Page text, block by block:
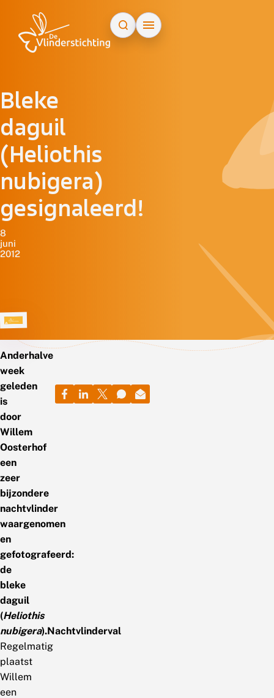
Bleke
daguil
(Heliothis
nubigera)
gesignaleerd!
8
juni
2012
Anderhalve
week
geleden
is
door
Willem
Oosterhof
een
zeer
bijzondere
nachtvlinder
waargenomen
en
gefotografeerd:
de
bleke
daguil
(Heliothis
nubigera).Nachtvlinderval
Regelmatig
plaatst
Willem
een